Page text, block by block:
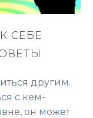
СЕБЕ
другим.
с кем-
он может